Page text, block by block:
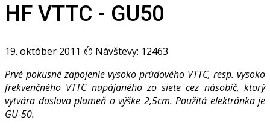
HF VTTC - GU50
19. október 2011
Návštevy: 12463
Prvé pokusné zapojenie vysoko prúdového VTTC, resp. vysoko
frekvenčného VTTC napájaného zo siete cez násobič, ktorý
vytvára doslova plameň o výške 2,5cm. Použitá elektrónka je
GU-50.